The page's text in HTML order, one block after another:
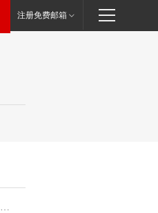
注册免费邮箱